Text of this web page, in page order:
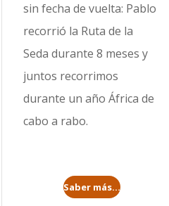
sin fecha de vuelta: Pablo
recorrió la Ruta de la
Seda durante 8 meses y
juntos recorrimos
durante un añoÁfrica de
cabo a rabo.
Saber más...